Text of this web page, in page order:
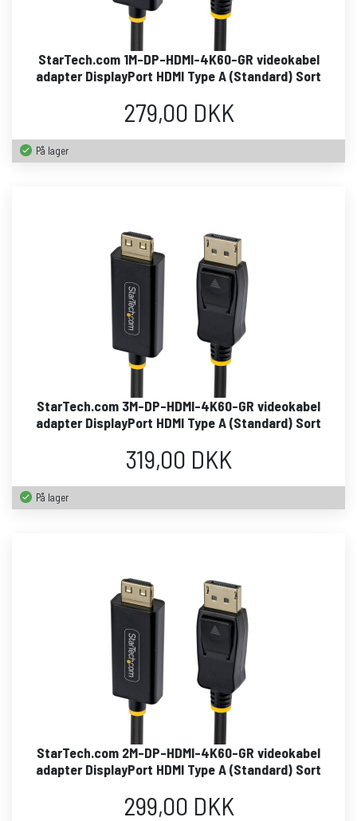
StarTech.com 1M-DP-HDMI-4K60-GR videokabel
adapter DisplayPort HDMI Type A (Standard) Sort
279,00 DKK
På lager
StarTech.com 3M-DP-HDMI-4K60-GR videokabel
adapter DisplayPort HDMI Type A (Standard) Sort
319,00 DKK
På lager
StarTech.com 2M-DP-HDMI-4K60-GR videokabel
adapter DisplayPort HDMI Type A (Standard) Sort
299,00 DKK